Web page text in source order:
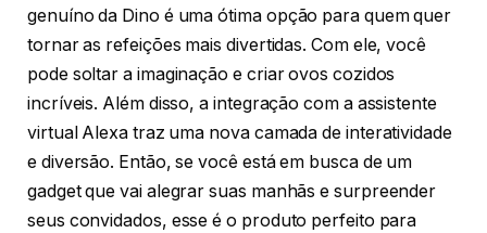
genuíno da Dino é uma ótima opção para quem quer
tornar as refeições mais divertidas. Com ele, você
pode soltar a imaginação e criar ovos cozidos
incríveis. Além disso, a integração com a assistente
virtual Alexa traz uma nova camada de interatividade
e diversão. Então, se você está em busca de um
gadget que vai alegrar suas manhãs e surpreender
seus convidados, esse é o produto perfeito para